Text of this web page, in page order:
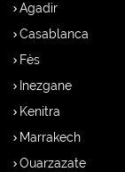
Agadir
Casablanca
Fès
Inezgane
Kenitra
Marrakech
Ouarzazate